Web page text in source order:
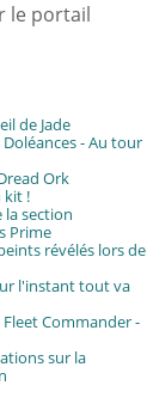
le portail
de Jade
- Au tour
Ork
kit !
la section
Prime
révélés lors de
l'instant tout va
Commander -
sur la